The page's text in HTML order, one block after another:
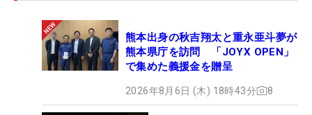
熊本出身の秋吉翔太と重永亜斗夢が
熊本県庁を訪問 「JOYX OPEN」
で集めた義援金を贈呈
2026年8月6日 (木) 18時43分 8